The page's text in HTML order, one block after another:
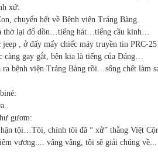
xứ:
chuyển hết về Bệnh viện Trảng Bàng.
thờ lại đổ dồn…tiếng hát…tiếng cầu kinh…
jeep , ở đấy mấy chiếc máy truyền tin PRC-
càng gay gắt, bên kia là tiếng của Đáng…
ra bệnh viện Trảng Bàng rồi…sống chết
gươm:
tội…Tôi, chính tôi đã “ xử” thằng Việt
vương.... vâng vâng, tôi sẽ giải chúng về...